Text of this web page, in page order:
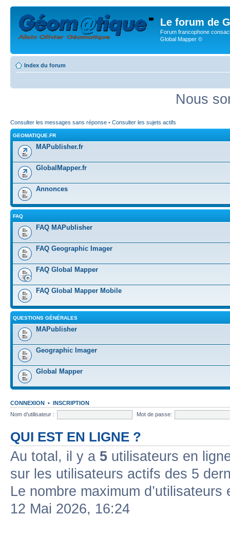
Le forum de
Forum francophone
Global Mapper ©
Index du forum
Nous
Consulter les messages sans réponse • Consulter les sujets actifs
GEOMATIQUE.FR
MAPublisher.fr
GlobalMapper.fr
Annonces
FAQ
FAQ MAPublisher
FAQ Geographic Imager
FAQ Global Mapper
FAQ Global Mapper Mobile
QUESTIONS GÉNÉRALES
MAPublisher
Geographic Imager
Global Mapper
CONNEXION • INSCRIPTION
Nom d’utilisateur :
Mot de passe:
QUI EST EN LIGNE ?
Au total, il y a 5 utilisateurs en
sur les utilisateurs actifs des 5
Le nombre maximum
12 Mai 2026, 16:24